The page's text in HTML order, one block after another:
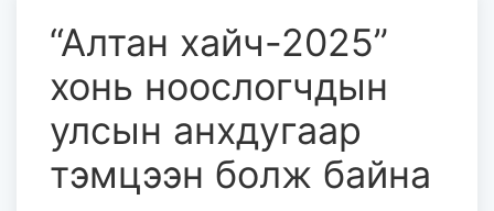
“Алтан хайч-2025”
хонь ноослогчдын
улсын анхдугаар
тэмцээн болж байна